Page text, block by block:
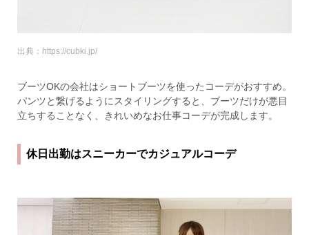
出典：https://cubki.jp/
ブーツOKの会社はショートブーツを使ったコーデがおすすめ。
パンツと繋げるようにスタイリングすると、ブーツだけが悪目
立ちすることなく、きれいめなお仕事コーデが完成します。
休日出勤はスニーカーでカジュアルコーデ